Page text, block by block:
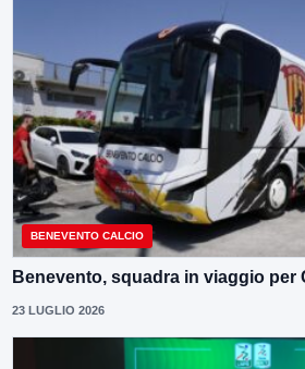
BENEVENTO CALCIO
Benevento, squadra in viaggio per
23 LUGLIO 2026